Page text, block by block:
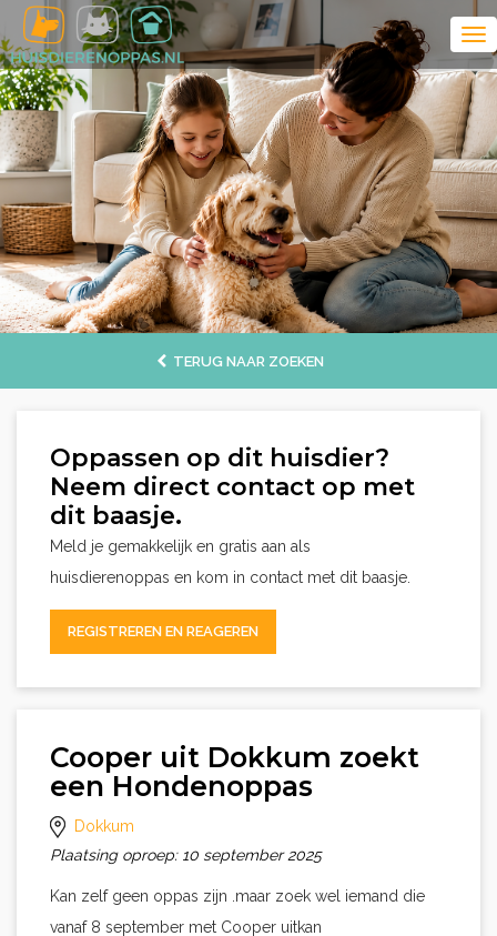
TERUG NAAR ZOEKEN
Oppassen op dit huisdier?
Neem direct contact op met
dit baasje.
Meld je gemakkelijk en gratis aan als
huisdierenoppas en kom in contact met dit baasje.
REGISTREREN EN REAGEREN
Cooper uit Dokkum zoekt
een Hondenoppas
Dokkum
Plaatsing oproep: 10 september 2025
Kan zelf geen oppas zijn .maar zoek wel iemand die
vanaf 8 september met Cooper uitkan